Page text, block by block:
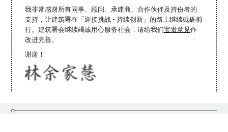
我非常感谢所有同事、顾问、承建商、合作伙伴及持份者的
支持，让建筑署在「迎接挑战 • 持续创新」的路上继续砥砺前
行。建筑署会继续竭诚用心服务社会，请给我们宝贵意见作
改进完善。
谢谢！